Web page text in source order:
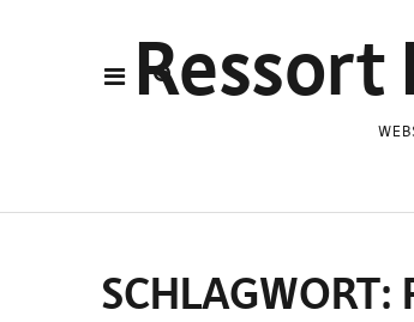
Ressort
SCHLAGWORT: